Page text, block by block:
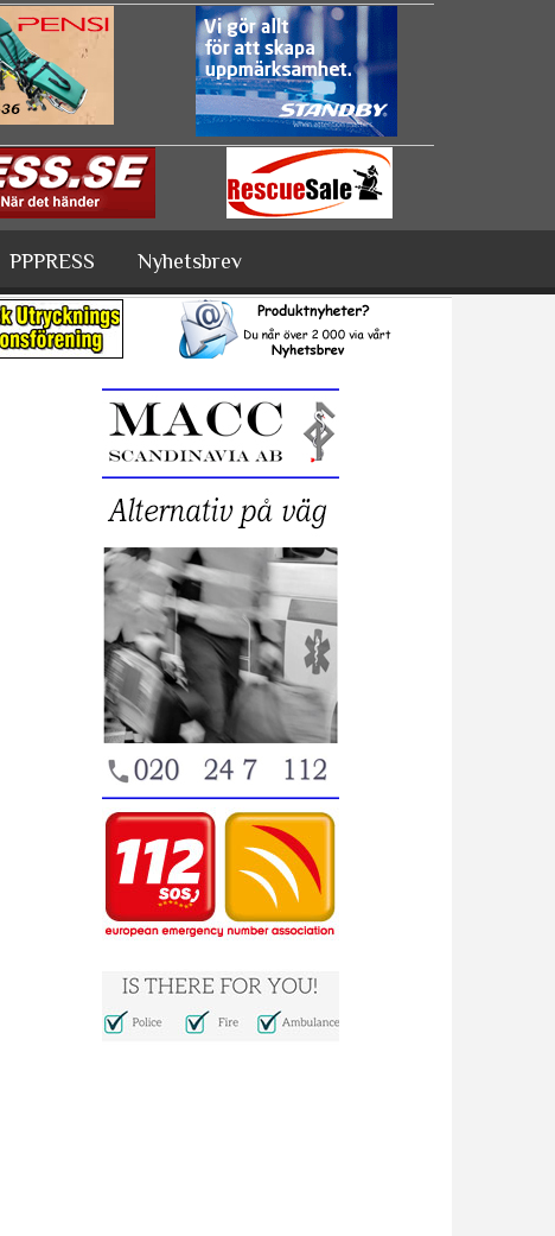
PPPRESS Nyhetsbrev